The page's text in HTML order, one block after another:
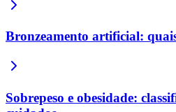
Bronzeamento artificial:
Sobrepeso e obesidade: